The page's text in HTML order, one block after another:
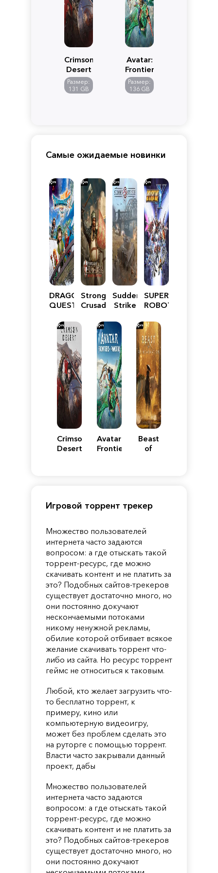
Crimson
Desert
Размер:
131 GB
Avatar:
Frontiers
of
Pandora
Размер:
136 GB
Самые ожидаемые новинки
DRAGON
QUEST
Reimagined
Stronghold
Crusader:
Edition
Sudden
Strike
SUPER
ROBOT
Y
Crimson
Desert
Avatar:
Frontiers
Beast
of
Игровой торрент трекер
Множество пользователей
интернета часто задаются
вопросом: а где отыскать такой
торрент-ресурс, где можно
скачивать контент и не платить за
это? Подобных сайтов-трекеров
существует достаточно много, но
они постоянно докучают
нескончаемыми потоками
никому ненужной рекламы,
обилие которой отбивает всякое
желание скачивать торрент что-
либо из сайта. Но ресурс торрент
геймс не относиться к таковым.
Любой, кто желает загрузить что-
то бесплатно торрент, к
примеру, кино или
компьютерную видеоигру,
может без проблем сделать это
на руторге с помощью торрент.
Власти часто закрывали данный
проект, дабы
Множество пользователей
интернета часто задаются
вопросом: а где отыскать такой
торрент-ресурс, где можно
скачивать контент и не платить за
это? Подобных сайтов-трекеров
существует достаточно много, но
они постоянно докучают